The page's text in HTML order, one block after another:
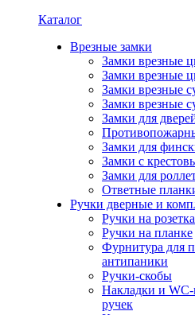
Каталог
Врезные замки
Замки врезные
Замки врезные
Замки врезные
Замки врезные
Замки для
Замки для
Замки с
Замки для
Ответные
Ручки дверные и
Ручки на
Ручки на планке
Фурнитура для
антипаники
Ручки-скобы
Накладки и WC-
ручек